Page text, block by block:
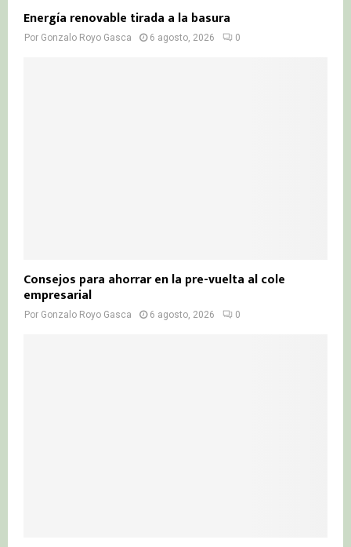
Energía renovable tirada a la basura
Por Gonzalo Royo Gasca 6 agosto, 2026 0
Consejos para ahorrar en la pre-vuelta al cole
empresarial
Por Gonzalo Royo Gasca 6 agosto, 2026 0